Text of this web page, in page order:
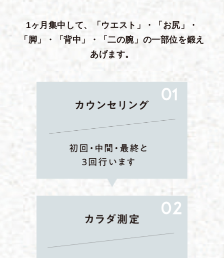
1ヶ月集中して、「ウエスト」・「お尻」・
「脚」・「背中」・「二の腕」の一部位を鍛え
あげます。